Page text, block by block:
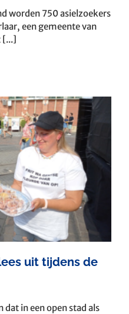
worden 750 asielzoekers
een gemeente van
[...]
uit tijdens de
in een open stad als